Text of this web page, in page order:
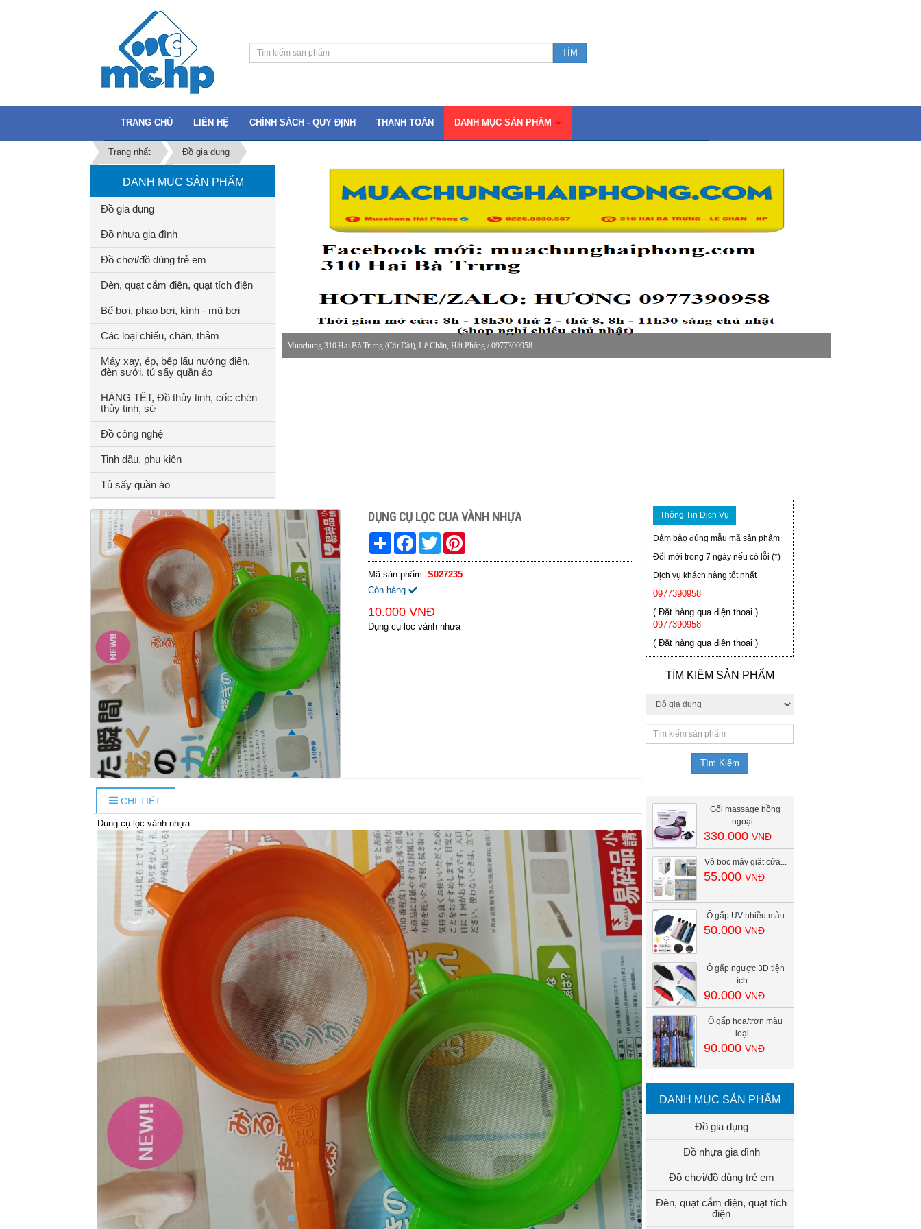
TRANG CHỦ LIÊN HỆ CHÍNH SÁCH - QUY ĐỊNH THANH TOÁN DANH MỤC SẢN PHẨM
Trang nhất Đồ gia dụng
DANH MỤC SẢN PHẨM
Đồ gia dụng
Đồ nhựa gia đình
Đồ chơi/đồ dùng trẻ em
Đèn, quạt cắm điện, quạt tích điện
Bể bơi, phao bơi, kính - mũ bơi
Các loại chiếu, chăn, thảm
Máy xay, ép, bếp lẩu nướng điện,
đèn sưởi, tủ sấy quần áo
HÀNG TẾT, Đồ thủy tinh, cốc chén
thủy tinh, sứ
Đồ công nghệ
Tinh dầu, phụ kiện
Tủ sấy quần áo
Muachung 310 Hai Bà Trưng (Cát Dài), Lê Chân, Hải Phòng / 0977390958
DỤNG CỤ LỌC CUA VÀNH NHỰA
Share FacebookTwitter
Mã sản phẩm: S027235
Còn hàng
10.000 VNĐ
Dụng cụ lọc vành nhựa
CHI TIẾT
Dụng cụ lọc vành nhựa
Thông Tin Dịch Vụ
Đảm bảo đúng mẫu mã sản phẩm
Đổi mới trong 7 ngày nếu có lỗi (*)
Dịch vụ khách hàng tốt nhất
0977390958
( Đặt hàng qua điện thoại )
0977390958
( Đặt hàng qua điện thoại )
TÌM KIẾM SẢN PHẨM
Gối massage hồng
ngoại...
330.000VNĐ
Vỏ bọc máy giặt cửa...
55.000VNĐ
Ô gấp UV nhiều màu
50.000VNĐ
Ô gấp ngược 3D tiện
ích...
90.000VNĐ
Ô gấp hoa/trơn màu
loại...
90.000VNĐ
DANH MỤC SẢN PHẨM
Đồ gia dụng
Đồ nhựa gia đình
Đồ chơi/đồ dùng trẻ em
Đèn, quạt cắm điện, quạt tích
điện